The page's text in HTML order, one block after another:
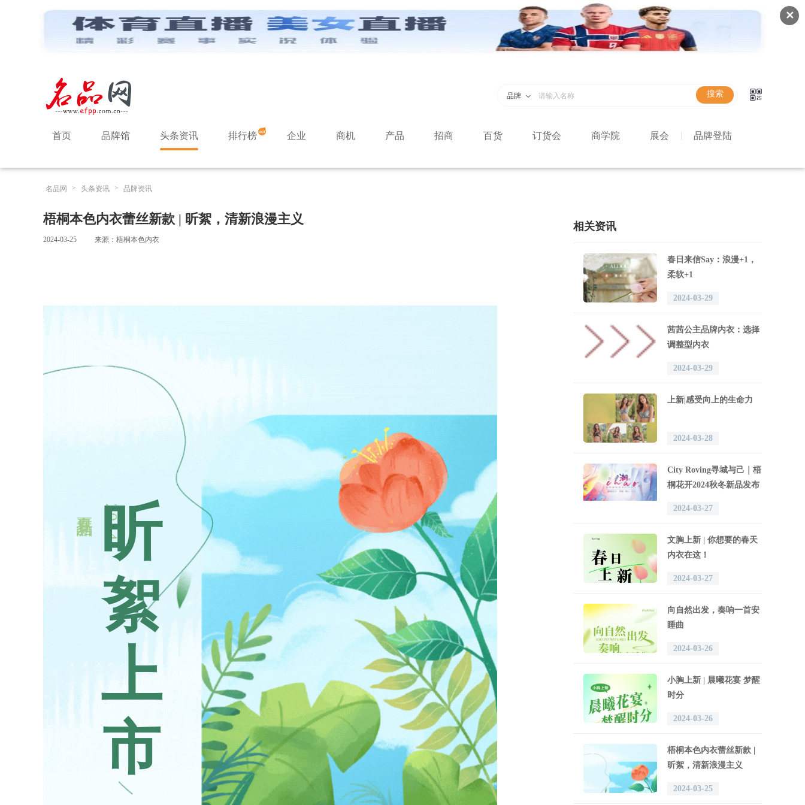
✕
品牌
首页 品牌馆 头条资讯 排行榜 企业 商机 产品 招商 百货 订货会 商学院 展会 品牌登陆
名品网 > 头条资讯 > 品牌资讯
梧桐本色内衣蕾丝新款 | 昕絮，清新浪漫主义
2024-03-25 来源：梧桐本色内衣
2
0
2
4
春
夏
新
品
昕
絮
上
市
相关资讯
春日来信Say：浪漫+1，
柔软+1
2024-03-29
茜茜公主品牌内衣：选择
调整型内衣
2024-03-29
上新|感受向上的生命力
2024-03-28
City Roving寻城与己｜梧
桐花开2024秋冬新品发布
2024-03-27
文胸上新 | 你想要的春天
内衣在这！
2024-03-27
向自然出发，奏响一首安
睡曲
2024-03-26
小胸上新 | 晨曦花宴 梦醒
时分
2024-03-26
梧桐本色内衣蕾丝新款 |
昕絮，清新浪漫主义
2024-03-25